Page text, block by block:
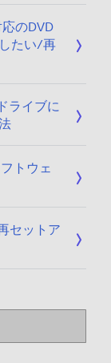
のDVD
たい/再
ライブに
トウェ
セットア